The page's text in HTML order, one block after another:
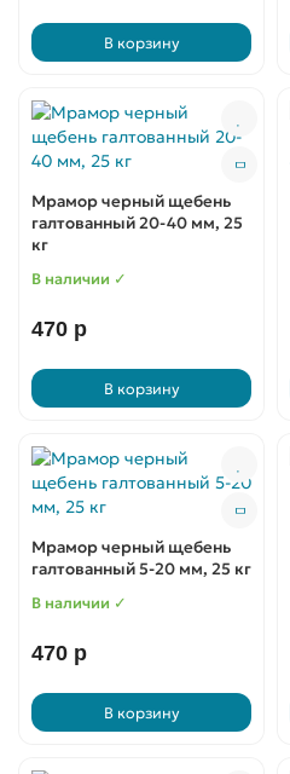
В корзину
Мрамор черный щебень
галтованный 20-40 мм, 25
кг
В наличии ✓
470 р
В корзину
Мрамор черный щебень
галтованный 5-20 мм, 25 кг
В наличии ✓
470 р
В корзину